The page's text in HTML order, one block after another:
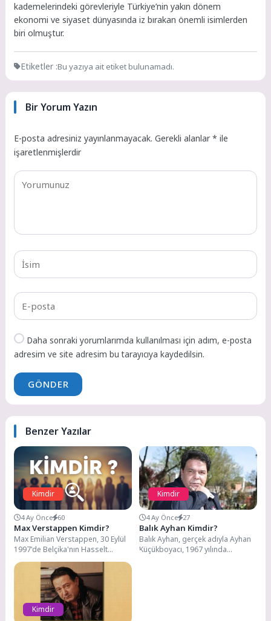
kademelerindeki görevleriyle Türkiye’nin yakın dönem
ekonomi ve siyaset dünyasında iz bırakan önemli isimlerden
biri olmuştur.
Etiketler :Bu yazıya ait etiket bulunamadı.
Bir Yorum Yazın
E-posta adresiniz yayınlanmayacak. Gerekli alanlar* ile
işaretlenmişlerdir
Daha sonraki yorumlarımda kullanılması için adım, e-posta
adresim ve site adresim bu tarayıcıya kaydedilsin.
GÖNDER
Benzer Yazılar
Kimdir
4 Ay Önce 60
Max Verstappen Kimdir?
Max Emilian Verstappen, 30 Eylül
1997'de Belçika'nın Hasselt
şehrinde doğmuştur. Babası Jos
Verstappen, eski bir...
Kimdir
4 Ay Önce 27
Balık Ayhan Kimdir?
Balık Ayhan, gerçek adıyla Ayhan
Küçükboyacı, 1967 yılında
Kimdir